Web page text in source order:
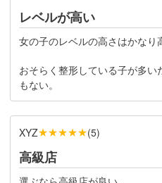
レベルが高い
女の子のレベルの高さはかなり
おそらく整形している子が多
もない。
XYZ★★★★★(5)
高級店